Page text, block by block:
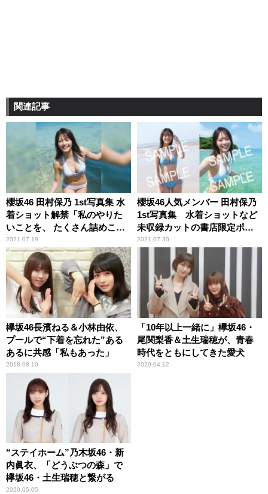
関連記事
櫻坂46 田村保乃 1st写真集 水
着ショット解禁「私のやりた
いことを、 たくさん詰めこん
でもらいました」
2021.07.19
櫻坂46人気メンバー 田村保乃
1st写真集 水着ショットなど
未収録カットの書店限定ポス
トカード10種解禁
2021.07.30
欅坂46長濱ねる＆小林由依、
プールで“下着を忘れた”ある
あるに共感「私もあった」
2018.08.10
「10年以上一緒に」欅坂46・
尾関梨香＆土生瑞穂が、青春
時代をともにしてきた愛犬
2020.04.12
“ステイホーム”乃木坂46・新
内眞衣、「どうぶつの森」で
欅坂46・土生瑞穂と繋がる
2020.05.05